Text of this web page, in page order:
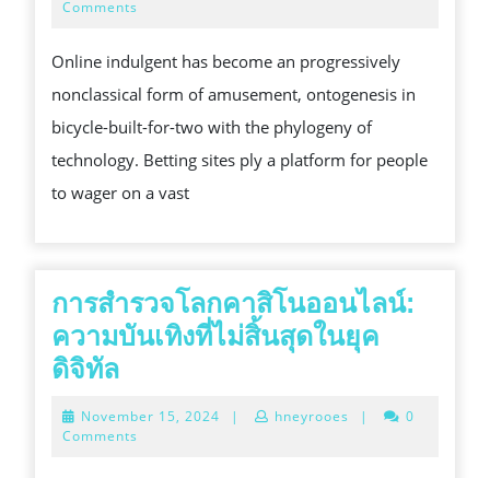
STEER
FOR
ONLINE
GAMBLERS
Comments
Online indulgent has become an progressively
nonclassical form of amusement, ontogenesis in
bicycle-built-for-two with the phylogeny of
technology. Betting sites ply a platform for people
to wager on a vast
การสำรวจโลกคาสิโนออนไลน์:
ความบันเทิงที่ไม่สิ้นสุดในยุค
ดิจิทัลการ
โลก
November 15, 2024 November
| hneyrooes |
0
Comments